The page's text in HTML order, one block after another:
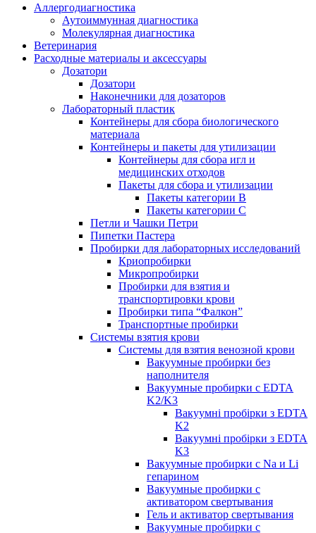
Аллергодиагностика
Аутоиммунная диагностика
Молекулярная диагностика
Ветеринария
Расходные материалы и аксессуары
Дозатори
Дозатори
Наконечники для дозаторов
Лабораторный пластик
Контейнеры для сбора биологического
материала
Контейнеры и пакеты для утилизации
Контейнеры для сбора игл и
медицинских отходов
Пакеты для сбора и утилизации
Пакеты категории B
Пакеты категории C
Петли и Чашки Петри
Пипетки Пастера
Пробирки для лабораторных исследований
Криопробирки
Микропробирки
Пробирки для взятия и
транспортировки крови
Пробирки типа “Фалкон”
Транспортные пробирки
Системы взятия крови
Системы для взятия венозной крови
Вакуумные пробирки без
наполнителя
Вакуумные пробирки с EDTA
K2/K3
Вакуумні пробірки з EDTA
K2
Вакуумні пробірки з EDTA
K3
Вакуумные пробирки с Na и Li
гепарином
Вакуумные пробирки с
активатором свертывания
Гель и активатор свертывания
Вакуумные пробирки с